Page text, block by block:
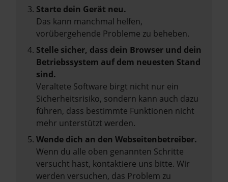
Starte dein Gerät neu.
Das kann manchmal helfen,
vorübergehende Probleme zu beheben.
Stelle sicher, dass dein Browser und dein
Betriebssystem auf dem neuesten Stand
sind.
Veraltete Software birgt nicht nur ein
Sicherheitsrisiko, sondern kann auch dazu
führen, dass bestimmte Funktionen nicht
mehr unterstützt werden.
Wende dich an den Webseitenbetreiber.
Wenn du alle oben genannten Schritte
versucht hast, kontaktiere uns bitte. Wir
werden versuchen, das Problem zu